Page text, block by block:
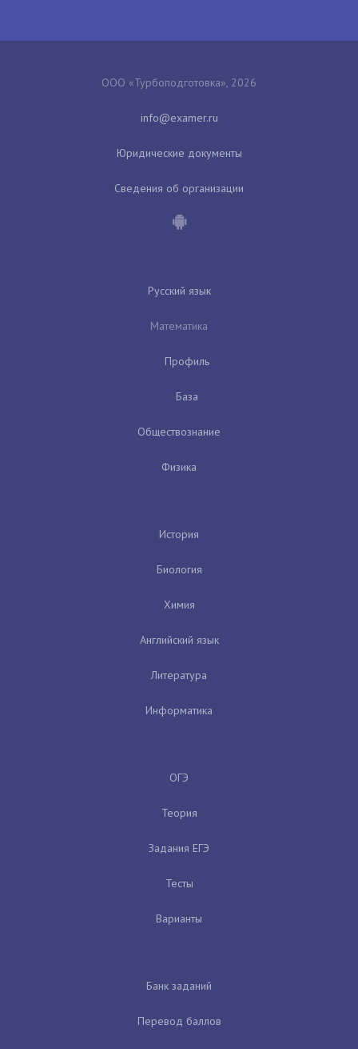
ООО «Турбоподготовка», 2026
Юридические документы
Сведения об организации
Русский язык
Математика
Профиль
База
Обществознание
Физика
История
Биология
Химия
Английский язык
Литература
Информатика
ОГЭ
Теория
Задания ЕГЭ
Тесты
Варианты
Банк заданий
Перевод баллов